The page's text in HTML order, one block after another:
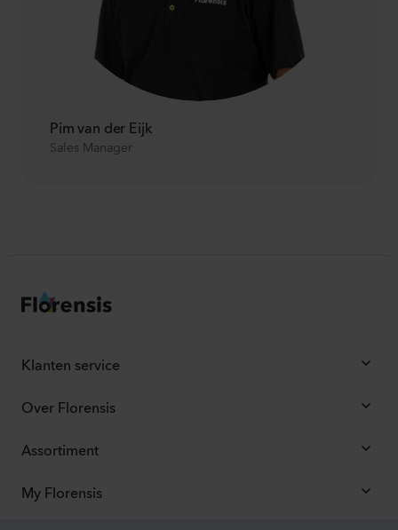
Pim van der Eijk
Sales Manager
Klanten service
Over Florensis
Assortiment
My Florensis